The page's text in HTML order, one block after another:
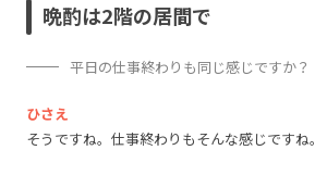
晩酌は2階の居間で
平日の仕事終わりも同じ感じですか？
ひさえ
そうですね。仕事終わりもそんな感じですね。